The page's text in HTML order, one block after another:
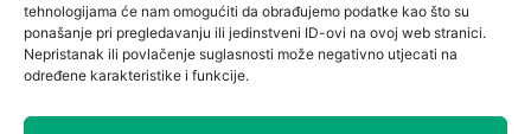
tehnologijama će nam omogućiti da obrađujemo podatke kao što su
ponašanje pri pregledavanju ili jedinstveni ID-ovi na ovoj web stranici.
Nepristanak ili povlačenje suglasnosti može negativno utjecati na
određene karakteristike i funkcije.
Newsletter
Prijavite se na naš newsletter i budite u toku s
najnovijim obavijestima i ostvarite neočekivane
popuste.